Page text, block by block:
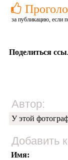
за публикацию, если
Поделиться
Автор:
У этой
Добавить
Имя: